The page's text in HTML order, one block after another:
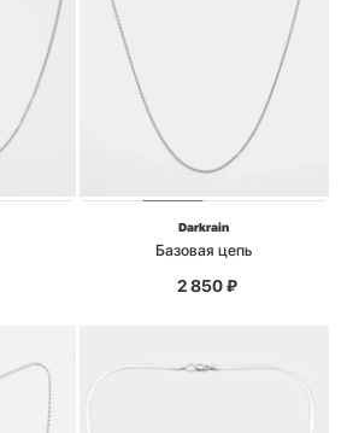
Darkrain
Базовая цепь
2 850₽